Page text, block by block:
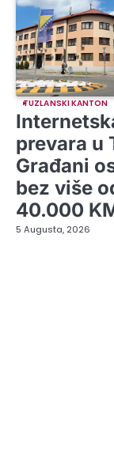
TUZLANSKI KANTON
prevara u
Građani
bez više
40.000
5 Augusta, 2026